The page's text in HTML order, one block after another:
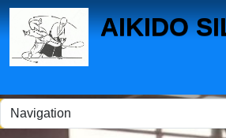
AIKIDO
Panneau de gestion des cookies